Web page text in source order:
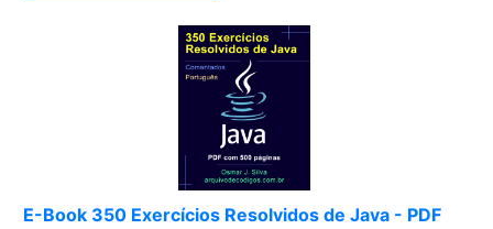
E-Book 350 Exercícios Resolvidos de Java - PDF